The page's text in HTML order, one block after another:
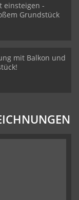
einsteigen -
Grundstück
mit Balkon und